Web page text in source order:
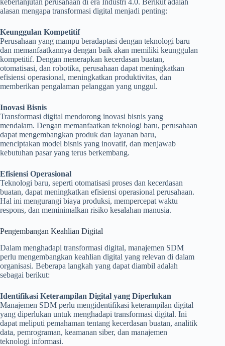
keberlanjutan perusahaan di era Industri 4.0. Berikut adalah
alasan mengapa transformasi digital menjadi penting:
Keunggulan Kompetitif
Perusahaan yang mampu beradaptasi dengan teknologi baru
dan memanfaatkannya dengan baik akan memiliki keunggulan
kompetitif. Dengan menerapkan kecerdasan buatan,
otomatisasi, dan robotika, perusahaan dapat meningkatkan
efisiensi operasional, meningkatkan produktivitas, dan
memberikan pengalaman pelanggan yang unggul.
Inovasi Bisnis
Transformasi digital mendorong inovasi bisnis yang
mendalam. Dengan memanfaatkan teknologi baru, perusahaan
dapat mengembangkan produk dan layanan baru,
menciptakan model bisnis yang inovatif, dan menjawab
kebutuhan pasar yang terus berkembang.
Efisiensi Operasional
Teknologi baru, seperti otomatisasi proses dan kecerdasan
buatan, dapat meningkatkan efisiensi operasional perusahaan.
Hal ini mengurangi biaya produksi, mempercepat waktu
respons, dan meminimalkan risiko kesalahan manusia.
Pengembangan Keahlian Digital
Dalam menghadapi transformasi digital, manajemen SDM
perlu mengembangkan keahlian digital yang relevan di dalam
organisasi. Beberapa langkah yang dapat diambil adalah
sebagai berikut:
Identifikasi Keterampilan Digital yang Diperlukan
Manajemen SDM perlu mengidentifikasi keterampilan digital
yang diperlukan untuk menghadapi transformasi digital. Ini
dapat meliputi pemahaman tentang kecerdasan buatan, analitik
data, pemrograman, keamanan siber, dan manajemen
teknologi informasi.